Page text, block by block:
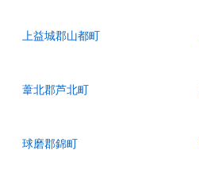
上益城郡山都町
葦北郡芦北町
球磨郡錦町